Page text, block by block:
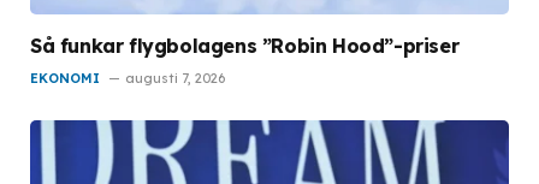
Så funkar flygbolagens ”Robin Hood”-priser
EKONOMI augusti 7, 2026